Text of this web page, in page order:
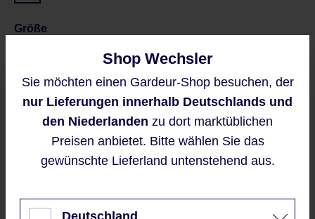
Größe
36L 38
Größentabelle
Preise inkl. MwSt. zzgl. Versandkosten
Shop Wechsler
Sie möchten einen Gardeur-Shop besuchen, der
nur Lieferungen innerhalb Deutschlands und
den Niederlanden zu dort marktüblichen
Preisen anbietet. Bitte wählen Sie das
gewünschte Lieferland untenstehend aus.
Deutschland
Diese Website verwendet Cookies,
um eine bestmögliche Erfahrung
bieten zu können.